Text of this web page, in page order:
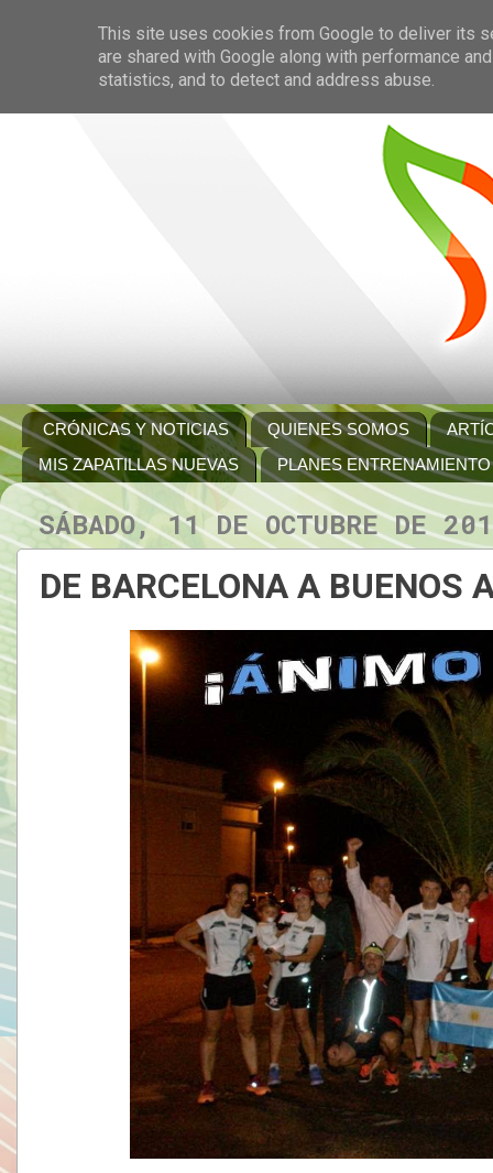
CRÓNICAS Y NOTICIAS QUIENES SOMOS
MIS ZAPATILLAS NUEVAS
PLANES ENTRENAMIENTO
SÁBADO, 11 DE OCTUBRE DE
DE BARCELONA A BUENOS
This site uses cookies from Google to deliver its
are shared with Google along with performance
statistics, and to detect and address abuse.